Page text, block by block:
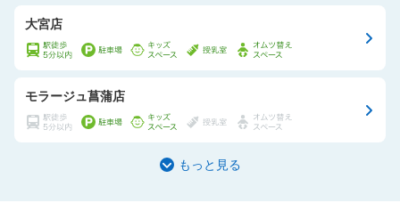
大宮店
モラージュ菖蒲店
もっと見る